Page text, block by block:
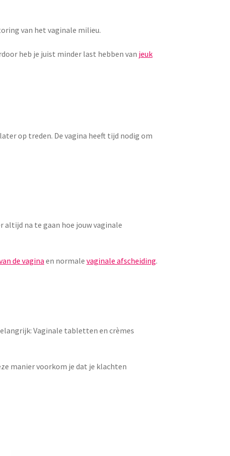
van het vaginale milieu.
heb je juist minder last hebben van jeuk
op treden. De vagina heeft tijd nodig om
altijd na te gaan hoe jouw vaginale
de vaginaen normalevaginale afscheiding.
Vaginale tabletten en crèmes
manier voorkom je dat je klachten